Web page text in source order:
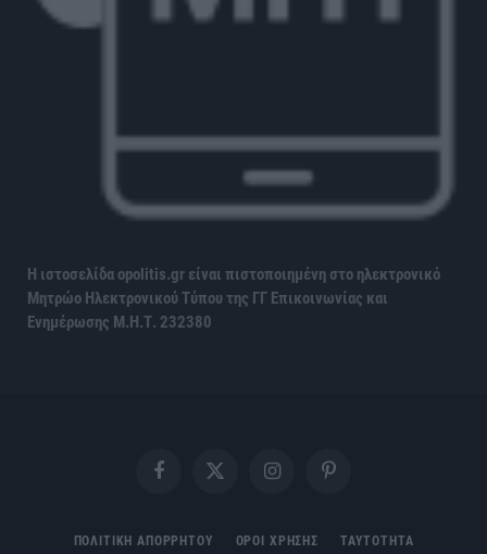
Η ιστοσελίδα opolitis.gr είναι πιστοποιημένη στο ηλεκτρονικό
Μητρώο Ηλεκτρονικού Τύπου της ΓΓ Επικοινωνίας και
Ενημέρωσης Μ.Η.Τ. 232380
FacebookX
InstagramPinterest
ΠΟΛΙΤΙΚΗ ΑΠΟΡΡΗΤΟΥ ΟΡΟΙ ΧΡΗΣΗΣ ΤΑΥΤΟΤΗΤΑ